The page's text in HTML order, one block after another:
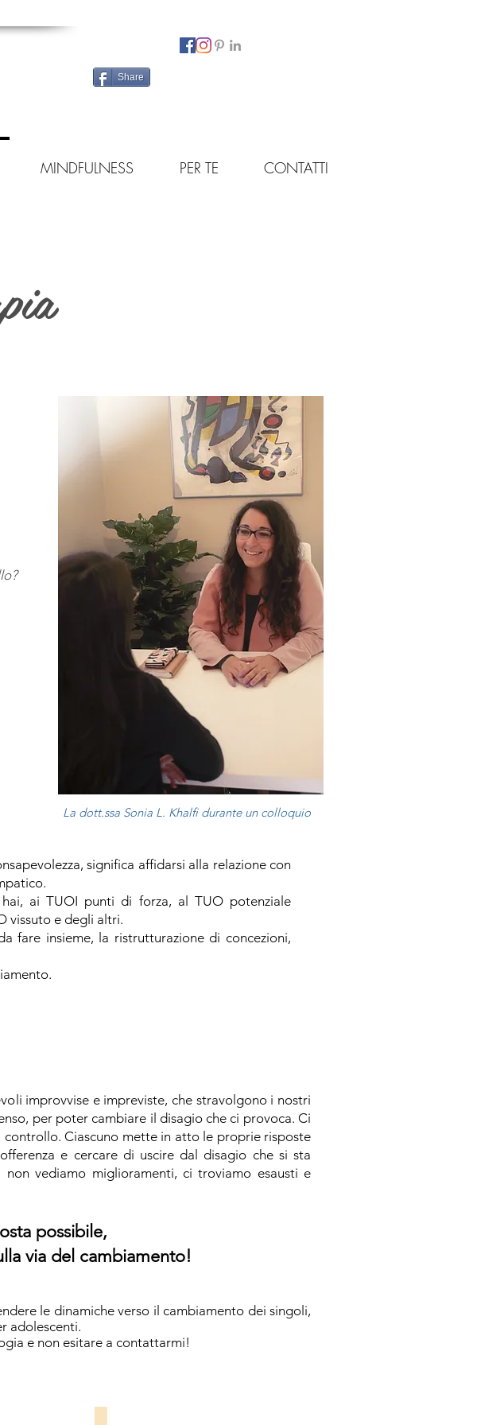
Share
MINDFULNESS PER TE CONTATTI
La dott.ssa Sonia L. Khalfi durante un colloquio
significa affidarsi alla relazione con
ai TUOI punti di forza, al TUO potenziale
vissuto e degli altri.
fare insieme, la ristrutturazione di concezioni,
improvvise e impreviste, che stravolgono i nostri
per poter cambiare il disagio che ci provoca. Ci
Ciascuno mette in atto le proprie risposte
e cercare di uscire dal disagio che si sta
vediamo miglioramenti, ci troviamo esausti e
possibile,
via del cambiamento!
le dinamiche verso il cambiamento dei singoli,
adolescenti.
e non esitare a contattarmi!